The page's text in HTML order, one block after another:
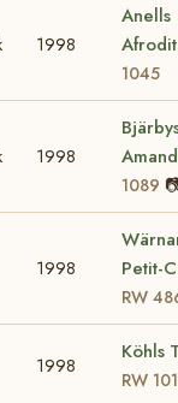
1998
Anells
1045
1998
1089
1998
Petit-
RW
1998
Köhls
RW